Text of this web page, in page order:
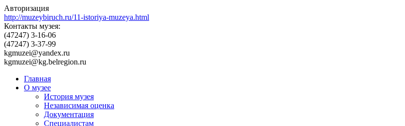
Авторизация
http://muzeybiruch.ru/11-istoriya-muzeya.html
Контакты музея:
(47247) 3-16-06
(47247) 3-37-99
kgmuzei@yandex.ru
kgmuzei@kg.belregion.ru
Главная
О музее
История музея
Независимая оценка
Документация
Специалистам